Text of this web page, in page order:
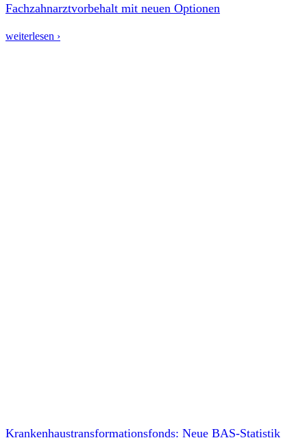
Fachzahnarztvorbehalt mit neuen Optionen
weiterlesen ›
Krankenhaustransformationsfonds: Neue BAS-Statistik